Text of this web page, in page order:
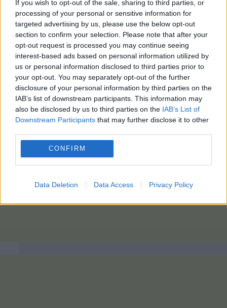
If you wish to opt-out of the sale, sharing to third parties, or
processing of your personal or sensitive information for
targeted advertising by us, please use the below opt-out
section to confirm your selection. Please note that after your
opt-out request is processed you may continue seeing
interest-based ads based on personal information utilized by
us or personal information disclosed to third parties prior to
your opt-out. You may separately opt-out of the further
disclosure of your personal information by third parties on the
IAB’s list of downstream participants. This information may
also be disclosed by us to third parties on the IAB’s List of
Downstream Participants that may further disclose it to other
CONFIRM
Data Deletion Data Access Privacy Policy